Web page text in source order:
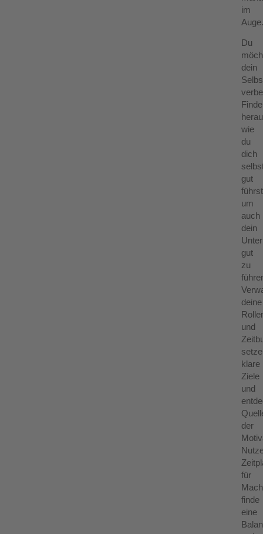
im
Du
dein
Finde
wie
du
dich
gut
um
auch
dein
gut
zu
deine
und
setze
klare
Ziele
und
der
für
finde
eine